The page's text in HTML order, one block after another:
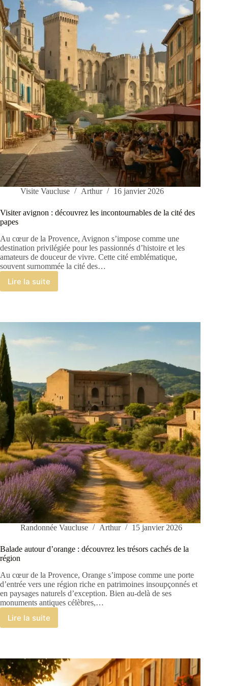
Visite Vaucluse Arthur 16 janvier 2026
Visiter avignon : découvrez les incontournables de la cité des
papes
Au cœur de la Provence, Avignon s’impose comme une
destination privilégiée pour les passionnés d’histoire et les
amateurs de douceur de vivre. Cette cité emblématique,
souvent surnommée la cité des…
Lire la suite
Visiter
les
papes
Randonnée Vaucluse Arthur 15 janvier 2026
Balade autour d’orange : découvrez les trésors cachés de la
région
Au cœur de la Provence, Orange s’impose comme une porte
d’entrée vers une région riche en patrimoines insoupçonnés et
en paysages naturels d’exception. Bien au-delà de ses
monuments antiques célèbres,…
Lire la suite
Balade
découvrez
les
trésors